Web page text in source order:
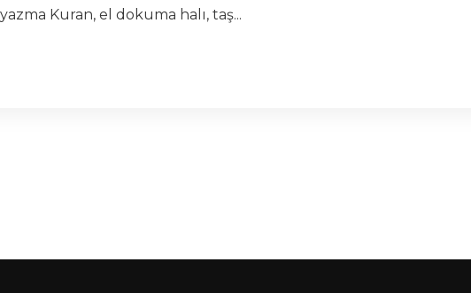
Kuran, el dokuma halı, taş...